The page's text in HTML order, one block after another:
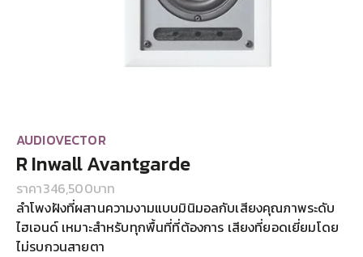
AUDIOVECTOR
R Inwall Avantgarde
ราคา346,500บาท
ลำโพงฝังที่ผสานความงามแบบมินิมอลกับเสียงคุณภาพระดับ
ไฮเอนด์ เหมาะสำหรับทุกพื้นที่ที่ต้องการ เสียงที่ยอดเยี่ยมโดย
ไม่รบกวนสายตา